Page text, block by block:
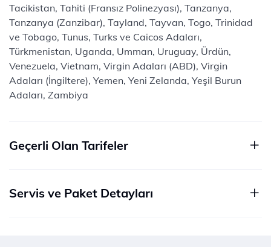
Tacikistan, Tahiti (Fransız Polinezyası), Tanzanya,
Tanzanya (Zanzibar), Tayland, Tayvan, Togo, Trinidad
ve Tobago, Tunus, Turks ve Caicos Adaları,
Türkmenistan, Uganda, Umman, Uruguay, Ürdün,
Venezuela, Vietnam, Virgin Adaları (ABD), Virgin
Adaları (İngiltere), Yemen, Yeni Zelanda, Yeşil Burun
Adaları, Zambiya
Geçerli Olan Tarifeler
Servis ve Paket Detayları